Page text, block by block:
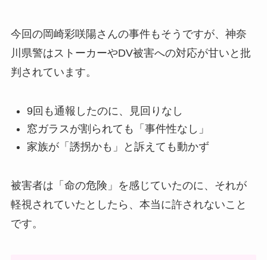
今回の岡崎彩咲陽さんの事件もそうですが、神奈
川県警はストーカーやDV被害への対応が甘いと批
判されています。
9回も通報したのに、見回りなし
窓ガラスが割られても「事件性なし」
家族が「誘拐かも」と訴えても動かず
被害者は「命の危険」を感じていたのに、それが
軽視されていたとしたら、本当に許されないこと
です。